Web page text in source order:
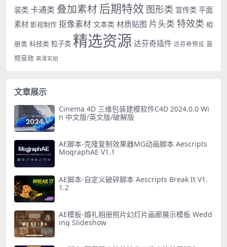
装类 卡通类 叠加素材 后期特效 图形类 宣传类 平面
素材 影视制作 抠像素材 文本类 材质贴图 片头类 特效类 相
册类 科技类 粒子类 精选资源 达芬奇插件 达芬奇预设 音
频音效 高清实拍
文章展示
Cinema 4D 三维包装建模软件C4D 2024.0.0 Wi
n 中文版/英文版/破解版
AE脚本-克隆复制效果器MG动画脚本 Aescripts
MographAE V1.1
AE脚本-自定义破碎脚本 Aescripts Break It V1.
1.2
AE模板-婚礼相册照片幻灯片画廊展示模板 Wedd
ing Slideshow